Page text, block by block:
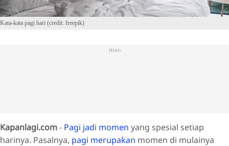
Kata-kata pagi hari (credit: freepik)
Iklan
Kapanlagi.com- Pagi jadi momen yang spesial setiap
harinya. Pasalnya, pagi merupakan momen di mulainya